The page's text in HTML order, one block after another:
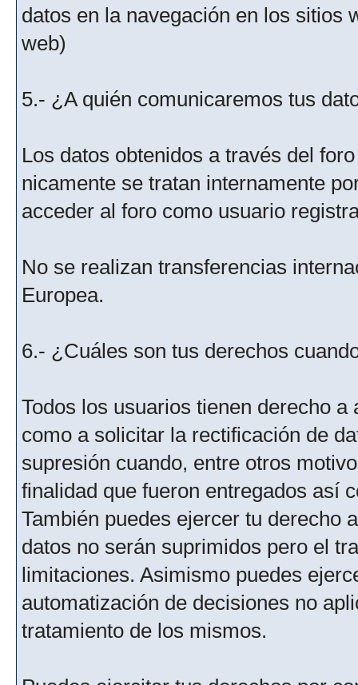
datos en la navegación en los sitios
web)
5.- ¿A quién comunicaremos tus
Los datos obtenidos a través del
nicamente se tratan internamente
acceder al foro como usuario
No se realizan transferencias
Europea.
6.- ¿Cuáles son tus derechos
Todos los usuarios tienen derecho
como a solicitar la rectificación de
supresión cuando, entre otros
finalidad que fueron entregados así
También puedes ejercer tu derecho
datos no serán suprimidos pero el
limitaciones. Asimismo puedes
automatización de decisiones no
tratamiento de los mismos.